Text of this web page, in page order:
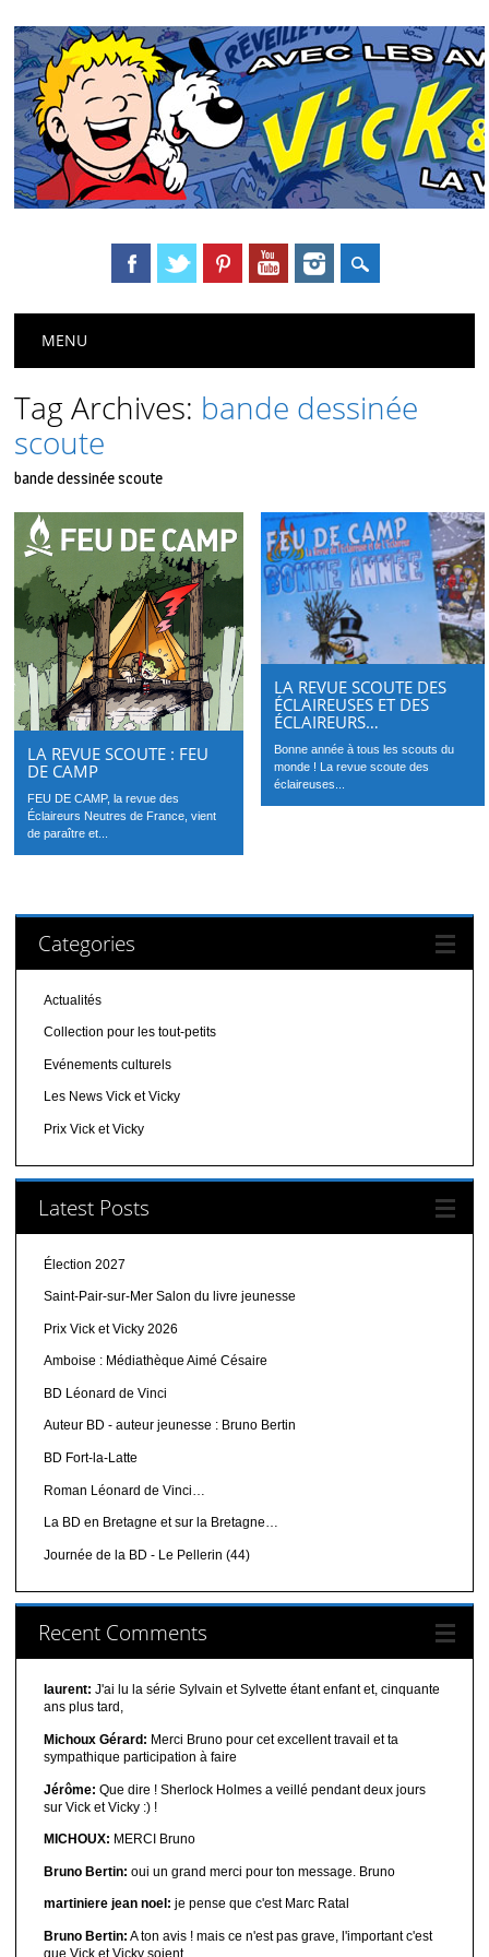
Main menu
MENU
Tag Archives: bande dessinée
scoute
bande dessinée scoute
LA REVUE SCOUTE : FEU
DE CAMP
FEU DE CAMP, la revue des
Éclaireurs Neutres de France, vient
de paraître et...
LA REVUE SCOUTE DES
ÉCLAIREUSES ET DES
ÉCLAIREURS…
Bonne année à tous les scouts du
monde ! La revue scoute des
éclaireuses...
Categories
Actualités
Collection pour les tout-petits
Evénements culturels
Les News Vick et Vicky
Prix Vick et Vicky
Latest Posts
Élection 2027
Saint-Pair-sur-Mer Salon du livre jeunesse
Prix Vick et Vicky 2026
Amboise : Médiathèque Aimé Césaire
BD Léonard de Vinci
Auteur BD - auteur jeunesse : Bruno Bertin
BD Fort-la-Latte
Roman Léonard de Vinci…
La BD en Bretagne et sur la Bretagne…
Journée de la BD - Le Pellerin (44)
Recent Comments
laurent: J'ai lu la série Sylvain et Sylvette étant enfant et, cinquante
ans plus tard,
Michoux Gérard: Merci Bruno pour cet excellent travail et ta
sympathique participation à faire
Jérôme: Que dire ! Sherlock Holmes a veillé pendant deux jours
sur Vick et Vicky :) !
MICHOUX: MERCI Bruno
Bruno Bertin: oui un grand merci pour ton message. Bruno
martiniere jean noel: je pense que c'est Marc Ratal
Bruno Bertin: A ton avis ! mais ce n'est pas grave, l'important c'est
que Vick et Vicky soient